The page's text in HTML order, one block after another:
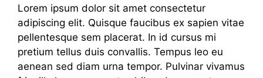
Lorem ipsum dolor sit amet consectetur
adipiscing elit. Quisque faucibus ex sapien vitae
pellentesque sem placerat. In id cursus mi
pretium tellus duis convallis. Tempus leo eu
aenean sed diam urna tempor. Pulvinar vivamus